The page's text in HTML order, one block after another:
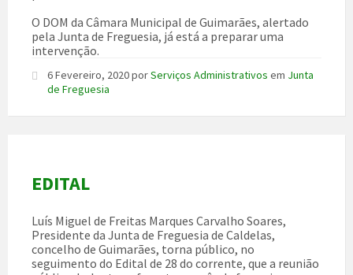
O DOM da Câmara Municipal de Guimarães, alertado
pela Junta de Freguesia, já está a preparar uma
intervenção.
6 Fevereiro, 2020porServiços Administrativos em Junta
de Freguesia
EDITAL
Luís Miguel de Freitas Marques Carvalho Soares,
Presidente da Junta de Freguesia de Caldelas,
concelho de Guimarães, torna público, no
seguimento do Edital de 28 do corrente, que a reunião